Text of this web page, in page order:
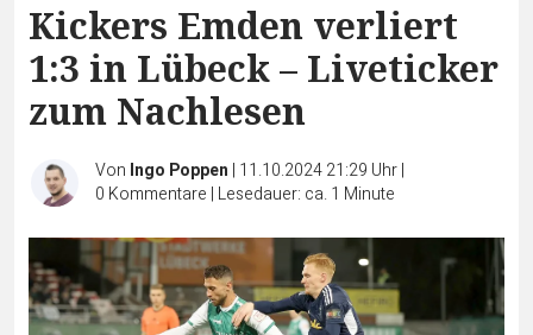
Kickers Emden verliert
1:3 in Lübeck – Liveticker
zum Nachlesen
Von Ingo Poppen | 11.10.2024 21:29 Uhr|
0 Kommentare | Lesedauer: ca. 1 Minute